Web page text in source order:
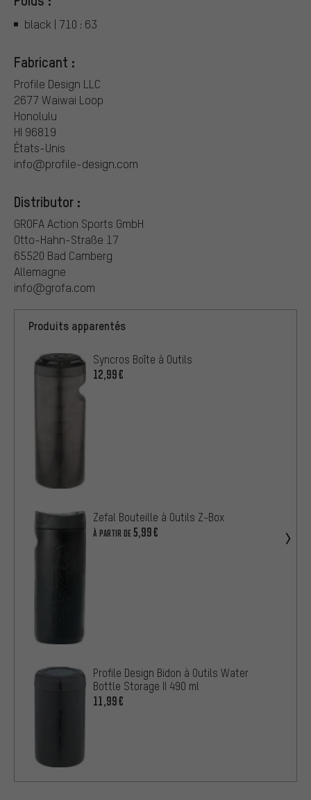
black | 710 : 63
Fabricant :
Profile Design LLC
2677 Waiwai Loop
Honolulu
HI 96819
États-Unis
info@profile-design.com
Distributor :
GROFA Action Sports GmbH
Otto-Hahn-Straße 17
65520 Bad Camberg
Allemagne
info@grofa.com
Produits apparentés
Syncros Boîte à Outils
12,99€
Zefal Bouteille à Outils Z-Box
À PARTIR DE 5,99€
Profile Design Bidon à Outils Water
Bottle Storage II 490 ml
11,99€